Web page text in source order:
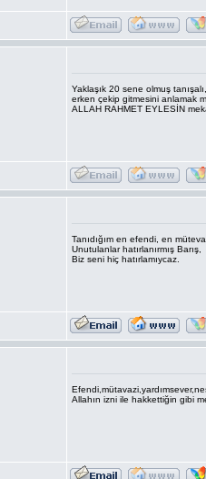
Yaklaşık 20 sene olmuş
erken çekip gitmesini anlamak
ALLAH RAHMET EYLESİN
Tanıdığım en efendi, en
Unutulanlar hatırlanırmış Barış,
Biz seni hiç hatırlamıycaz.
Allahın izni ile hakkettiğin gibi